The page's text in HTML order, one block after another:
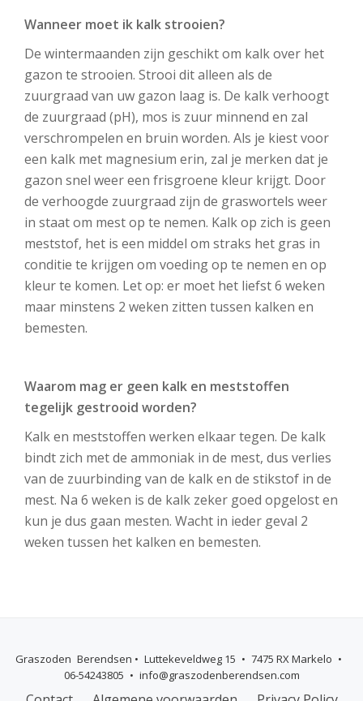
Wanneer moet ik kalk strooien?
De wintermaanden zijn geschikt om kalk over het
gazon te strooien. Strooi dit alleen als de
zuurgraad van uw gazon laag is. De kalk verhoogt
de zuurgraad (pH), mos is zuur minnend en zal
verschrompelen en bruin worden. Als je kiest voor
een kalk met magnesium erin, zal je merken dat je
gazon snel weer een frisgroene kleur krijgt. Door
de verhoogde zuurgraad zijn de graswortels weer
in staat om mest op te nemen. Kalk op zich is geen
meststof, het is een middel om straks het gras in
conditie te krijgen om voeding op te nemen en op
kleur te komen. Let op: er moet het liefst 6 weken
maar minstens 2 weken zitten tussen kalken en
bemesten.
Waarom mag er geen kalk en meststoffen
tegelijk gestrooid worden?
Kalk en meststoffen werken elkaar tegen. De kalk
bindt zich met de ammoniak in de mest, dus verlies
van de zuurbinding van de kalk en de stikstof in de
mest. Na 6 weken is de kalk zeker goed opgelost en
kun je dus gaan mesten. Wacht in ieder geval 2
weken tussen het kalken en bemesten.
Graszoden Berendsen • Luttekeveldweg 15 • 7475 RX Markelo •
06-54243805 • info@graszodenberendsen.com